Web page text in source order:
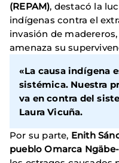
(REPAM), destacó la
indígenas contra el
invasión de
amenaza su
«La causa indígena
sistémica. Nuestra
va en contra del
Laura Vicuña.
Por su parte, Enith
pueblo Omarca